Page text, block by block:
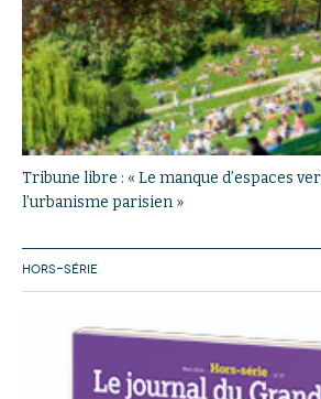
Tribune libre : « Le manque d’espaces
l’urbanisme parisien »
HORS-SÉRIE